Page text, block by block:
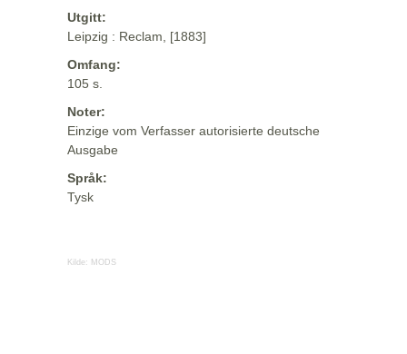
Utgitt:
Leipzig : Reclam, [1883]
Omfang:
105 s.
Noter:
Einzige vom Verfasser autorisierte deutsche
Ausgabe
Språk:
Tysk
Kilde: MODS